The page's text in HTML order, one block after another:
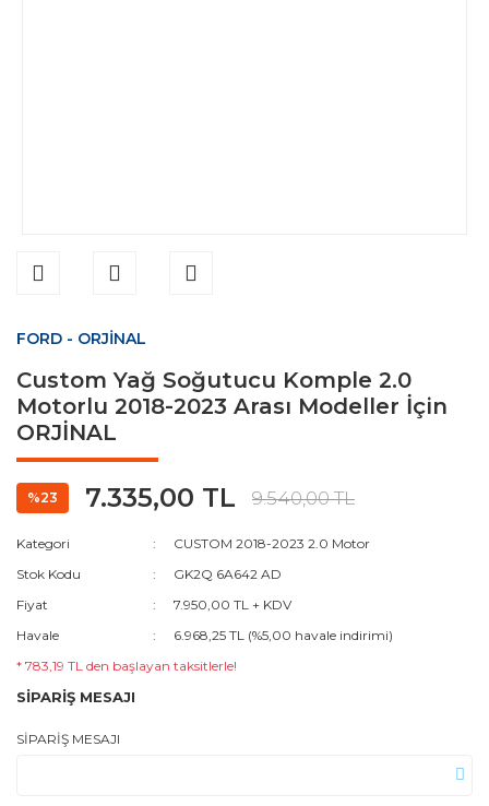
FORD - ORJİNAL
Custom Yağ Soğutucu Komple 2.0
Motorlu 2018-2023 Arası Modeller İçin
ORJİNAL
%23 7.335,00 TL 9.540,00 TL
Kategori
CUSTOM 2018-2023 2.0 Motor
Stok Kodu
GK2Q 6A642 AD
Fiyat
7.950,00 TL + KDV
Havale
6.968,25 TL (%5,00 havale indirimi)
* 783,19 TL den başlayan taksitlerle!
SİPARİŞ MESAJI
SİPARİŞ MESAJI